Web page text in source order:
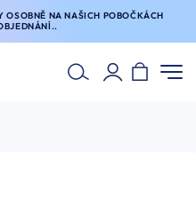
NA NAŠICH POBOČKÁCH